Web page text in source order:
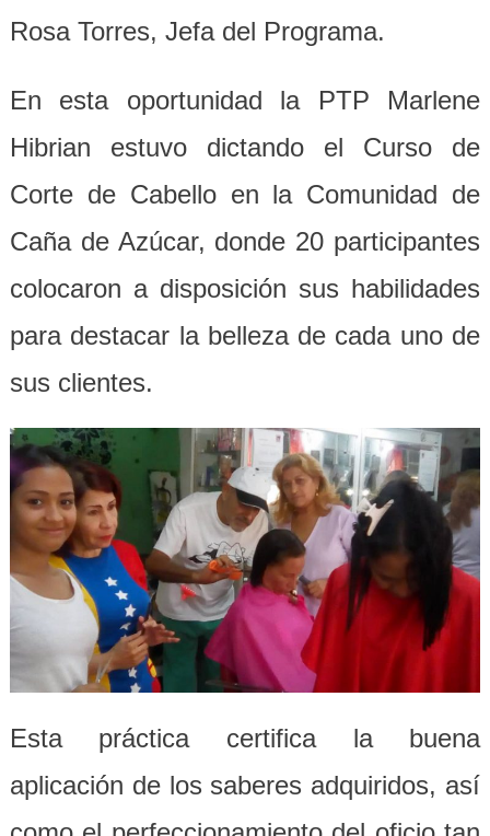
Rosa Torres, Jefa del Programa.
En esta oportunidad la PTP Marlene
Hibrian estuvo dictando el Curso de
Corte de Cabello en la Comunidad de
Caña de Azúcar, donde 20 participantes
colocaron a disposición sus habilidades
para destacar la belleza de cada uno de
sus clientes.
Esta práctica certifica la buena
aplicación de los saberes adquiridos, así